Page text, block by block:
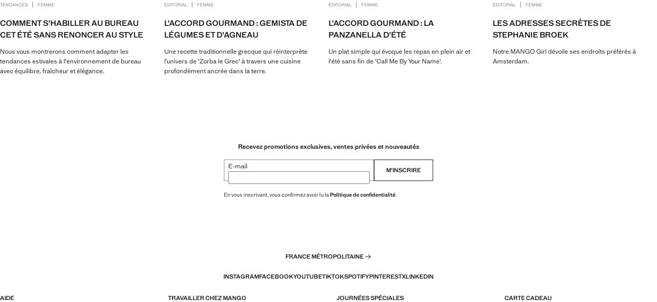
TENDANCES | FEMME
COMMENT S'HABILLER AU BUREAU
CET ÉTÉ SANS RENONCER AU STYLE
Nous vous montrerons comment adapter les
tendances estivales à l'environnement de bureau
avec équilibre, fraîcheur et élégance.
EDITORIAL | FEMME
L’ACCORD GOURMAND : GEMISTA DE
LÉGUMES ET D’AGNEAU
Une recette traditionnelle grecque qui réinterprète
l’univers de 'Zorba le Grec' à travers une cuisine
profondément ancrée dans la terre.
EDITORIAL | FEMME
L’ACCORD GOURMAND : LA
PANZANELLA D’ÉTÉ
Un plat simple qui évoque les repas en plein air et
l'été sans fin de 'Call Me By Your Name'.
EDITORIAL | FEMME
LES ADRESSES SECRÈTES DE
STEPHANIE BROEK
Notre MANGO Girl dévoile ses endroits préférés à
Amsterdam.
Recevez promotions exclusives, ventes privées et nouveautés
E-mail M’INSCRIRE
En vous inscrivant, vous confirmez avoir lu laPolitique de confidentialité.
FRANCE MÉTROPOLITAINE
INSTAGRAMFACEBOOKYOUTUBETIKTOKSPOTIFYPINTERESTXLINKEDIN
AIDE TRAVAILLER CHEZ MANGO JOURNÉES SPÉCIALES CARTE CADEAU